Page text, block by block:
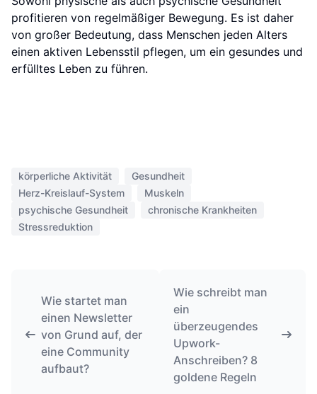
profitieren von regelmäßiger Bewegung. Es ist daher
von großer Bedeutung, dass Menschen jeden Alters
einen aktiven Lebensstil pflegen, um ein gesundes und
erfülltes Leben zu führen.
körperliche Aktivität
Gesundheit
Herz-Kreislauf-System
Muskeln
psychische Gesundheit
chronische Krankheiten
Stressreduktion
Wie startet man
einen Newsletter
von Grund auf, der
eine Community
aufbaut?
Wie schreibt man
ein
überzeugendes
Upwork-
Anschreiben? 8
goldene Regeln